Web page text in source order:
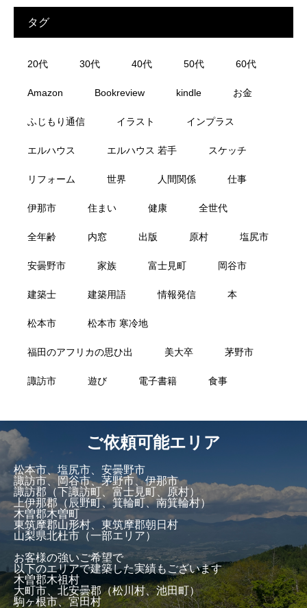
タグ
20代 30代 40代 50代 60代
Amazon Bookreview kindle お金
ふじもり通信 イラスト インプラス
エルハウス エルハウス 若手 スケッチ
リフォーム 世界 人間関係 仕事
伊那市 住まい 健康 全世代
全年齢 内窓 出版 原村 塩尻市
安曇野市 家族 富士見町 岡谷市
建築士 建築用語 情報発信 本
松本市 松本市 寒冷地
福田のアフリカの思ひ出 美大卒 茅野市
諏訪市 遊び 電子書籍 食事
ご依頼可能エリア
松本市、塩尻市、安曇野市
諏訪市、岡谷市、茅野市、伊那市
諏訪郡（下諏訪町、富士見町、原村）
上伊那郡（辰野町、箕輪町、南箕輪村）
木曽郡木曽町
東筑摩郡山形村、東筑摩郡朝日村
山梨県北杜市（一部エリア）
お客様の強いご希望で
以下のエリアで建築した実績もございます
木曽郡木祖村
大町市、北安曇郡（松川村、池田町）
駒ヶ根市、宮田村